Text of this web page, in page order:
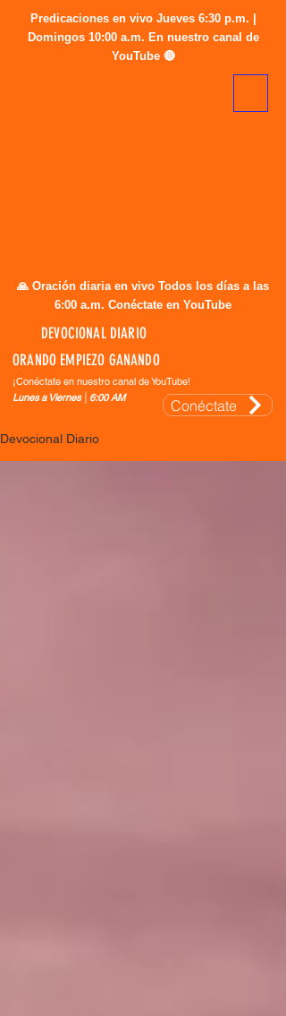
🙏 Oración diaria en vivo Todos los días a las
6:00 a.m. Conéctate en YouTube
Predicaciones en vivo Jueves 6:30 p.m. |
Domingos 10:00 a.m. En nuestro canal de
YouTube 🔴
DEVOCIONAL DIARIO
ORANDO EMPIEZO GANANDO
¡Conéctate en nuestro canal de YouTube!
Lunes a Viernes │6:00 AM
Conéctate
Devocional Diario